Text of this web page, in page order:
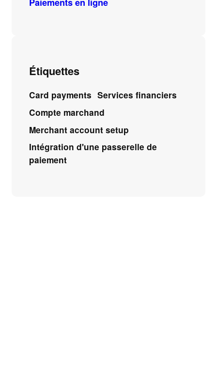
Étiquettes
Card payments Services financiers
Compte marchand
Merchant account setup
Intégration d'une passerelle de
paiement